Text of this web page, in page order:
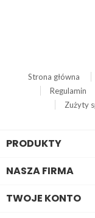
Strona główna
Regulamin
Zużyty
PRODUKTY
NASZA FIRMA
TWOJE KONTO